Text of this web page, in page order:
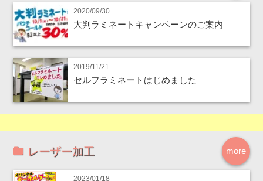
2020/09/30
大判ラミネートキャンペーンのご案内
2019/11/21
セルフラミネートはじめました
more
レーザー加工
2023/01/18